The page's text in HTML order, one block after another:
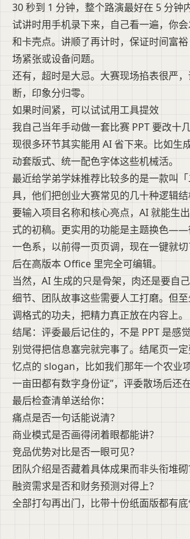
30 秒到 1 分钟，整个路演最好在 5 分钟
试讲时用手机录下来，自己看一遍，你
和卡壳点。讲顺了再计时，保证时间富
场紧张或设备问题。
还有，超时是大忌。大赛现场掐表很严
断，印象分归零。
如果时间紧，可以试试用工具提效
我自己当年手动做一套比赛 PPT 要改十
现很多环节其实能用 AI 省下来。比如生
动套版式、统一配色字体这些机械活。
最近给学弟学妹推荐比较多的是一款叫
具，他们把创业大赛常见的几十种逻辑
要输入项目名称和核心亮点，AI 就能生
式的初稿。更实用的功能是主题换色——
一色系，以前得一页页调，现在一键就
后在高版本 Office 里完全可编辑。
当然，AI 生成的只是骨架，肉还是要自
细节、团队故事这些需要人工打磨。但
调格式的功夫，把精力真正放在内容上。
结尾：评委最后记住的，不是 PPT 是感觉
别觉得把信息塞完就完事了。结尾页一
忆点的 slogan，比如我们那年一个农业
一亩田都有数字身份证”，评委散场后还在
最后检查清单送给你：
痛点是否一句话能说清？
商业模式是否画得闭着眼都能讲？
竞品优势对比是否一眼可见？
团队介绍是否藏着具体成果而非头衔堆砌
融资需求是否和财务预测对得上？
全部打勾再出门，比带十份纸面版都有底